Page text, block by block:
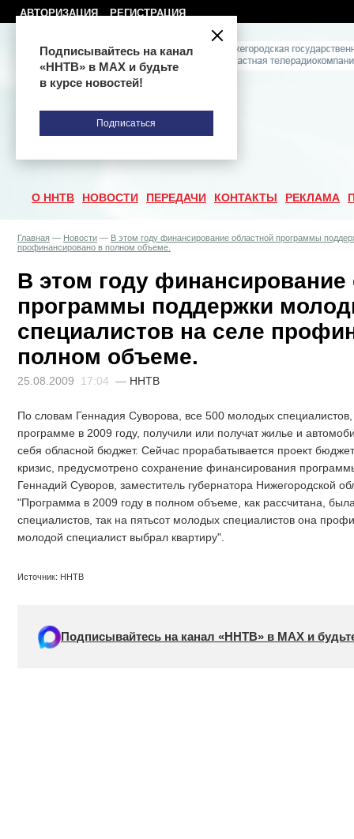
АВТОРИЗАЦИЯ РЕГИСТРАЦИЯ
О ННТВ НОВОСТИ ПЕРЕДАЧИ КОНТАКТЫ РЕКЛАМА
Главная — Новости — В этом году финансирование областной программы
профинансировано в полном объеме.
В этом году финансирование
программы поддержки
специалистов на селе
полном объеме.
25.08.2009 17:04 — ННТВ
По словам Геннадия Суворова, все 500 молодых специалистов,
программе в 2009 году, получили или получат жилье и
себя обласной бюджет. Сейчас прорабатывается проект
кризис, предусмотрено сохранение финансирования
Геннадий Суворов, заместитель губернатора Нижегородской
"Программа в 2009 году в полном объеме, как рассчитана,
специалистов, так на пятьсот молодых специалистов она
молодой специалист выбрал квартиру".
Источник: ННТВ
Подписывайтесь на канал «ННТВ» в МАХ и
Подписывайтесь на канал
«ННТВ» в МАХ и будьте
в курсе новостей!
Подписаться